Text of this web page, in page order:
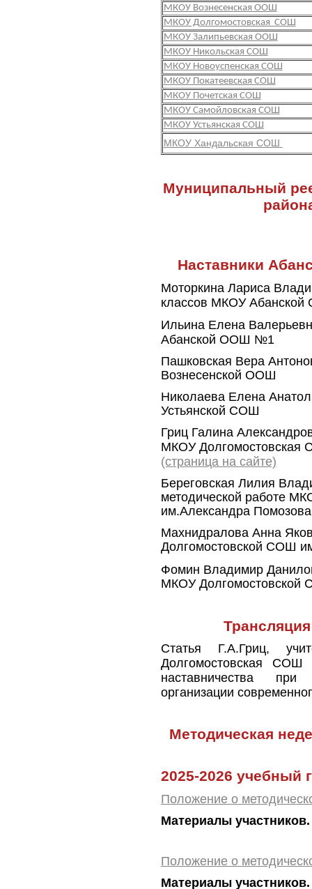
МКОУ Вознесенская ООШ
МКОУ Долгомостовская СОШ
МКОУ Залипьевская ООШ
МКОУ Никольская СОШ
МКОУ Новоуспенская СОШ
МКОУ Покатеевская СОШ
МКОУ Почетская СОШ
МКОУ Самойловская СОШ
МКОУ Устьянская СОШ
МКОУ Хандальская СОШ
Муниципальный
Наставники
Моторкина Лариса
классов МКОУ
Ильина Елена
Абанской ООШ №1
Пашковская Вера
Вознесенской ООШ
Николаева Елена
Устьянской СОШ
Гриц Галина
МКОУ Долгомостовская
(страница на сайте)
Береговская Лилия
методической работе
им.Александра Помозова
Махнидралова Анна
Долгомостовской СОШ
Фомин Владимир
МКОУ Долгомостовской
Статья Г.А.Гриц,
Долгомостовская
наставничества при
организации
Методическая
2025-2026 учебный
Положение о
Материалы
Положение о
Материалы